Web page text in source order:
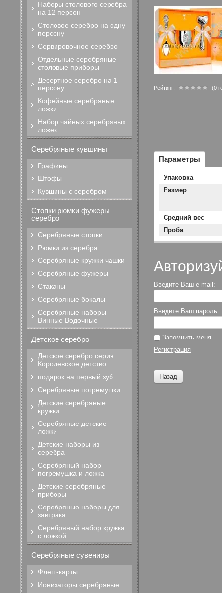
Рейтинг: (0
Параметры
Упаковка
Размер
Средний вес
Проба
Введите Ваш e-mail:
Введите Ваш пароль:
Запомнить меня
Регистрация
Назад
Наборы столового серебра
на 12 персон
Столовое серебро на одну
персону
Сервировочное серебро
Отдельные серебряные
столовые приборы
Десертное серебро на 1
персону
Кофейные серебряные
ложки
Набор чайных серебряных
ложек
Серебряные кувшины
Графины
Штофы
Кувшины с серебром
Стопки рюмки фужеры
серебро
Серебряные стопки
Рюмки из серебра
Серебряные кружки чашки
Серебряные фужеры
Стаканы
Серебряные бокалы
Серебряные наборы
Винные Водочные
Детское серебро
Детское серебро серия
Королевское детство
подарок на первый зуб
Серебряные погремушки
Детские серебряные
кружки
Серебряные детские
ложки
Детские наборы из
серебра
Серебряный набор
погремушка и ложка
Детские серебряные
приборы
Серебряные наборы для
завтрака
Серебряный набор кружка
с ложкой
Серебряные сувениры
Флеш-карты
Ионизаторы серебряные